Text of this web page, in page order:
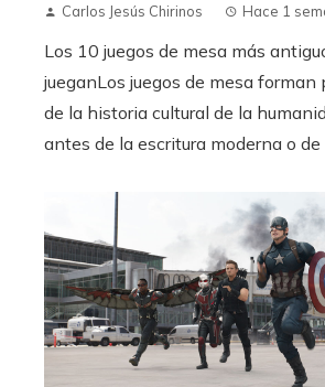
Carlos Jesús Chirinos Hace 1
Los 10 juegos de mesa más
jueganLos juegos de mesa forman
de la historia cultural de la
antes de la escritura moderna o de